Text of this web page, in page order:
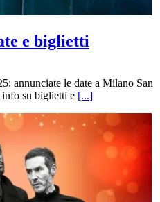
e biglietti
annunciate le date a Milano San
su biglietti e [...]